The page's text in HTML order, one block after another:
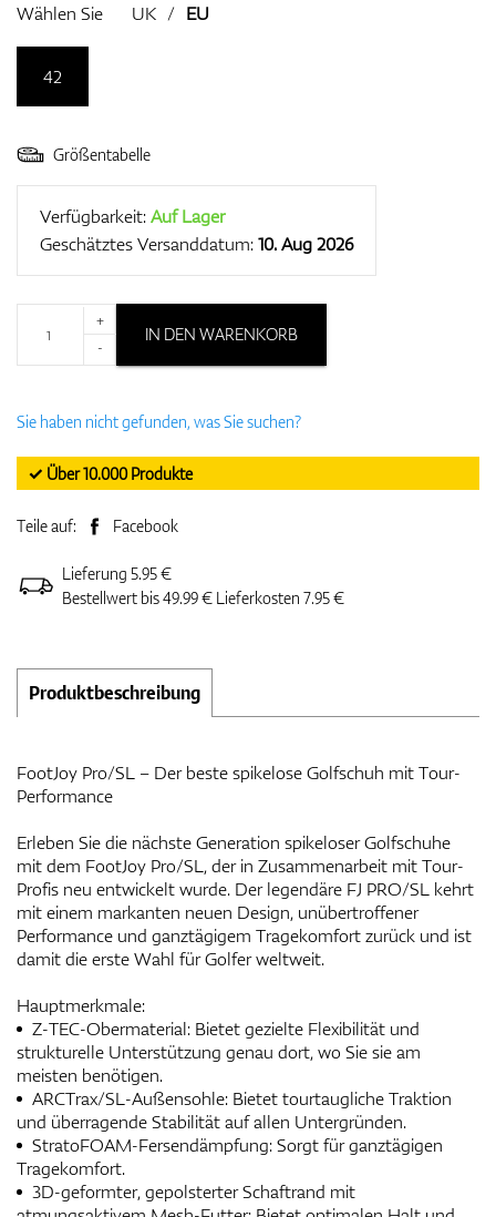
Wählen Sie UK / EU
42
Größentabelle
Verfügbarkeit:Auf Lager
Geschätztes Versanddatum:10. Aug 2026
+
-
IN DEN WARENKORB
Sie haben nicht gefunden, was Sie suchen?
✓ Über 10.000 Produkte
Teile auf: Facebook
Lieferung 5.95 €
Bestellwert bis 49.99 € Lieferkosten 7.95 €
Produktbeschreibung
FootJoy Pro/SL – Der beste spikelose Golfschuh mit Tour-
Performance
Erleben Sie die nächste Generation spikeloser Golfschuhe
mit dem FootJoy Pro/SL, der in Zusammenarbeit mit Tour-
Profis neu entwickelt wurde. Der legendäre FJ PRO/SL kehrt
mit einem markanten neuen Design, unübertroffener
Performance und ganztägigem Tragekomfort zurück und ist
damit die erste Wahl für Golfer weltweit.
Hauptmerkmale:
Z-TEC-Obermaterial: Bietet gezielte Flexibilität und
strukturelle Unterstützung genau dort, wo Sie sie am
meisten benötigen.
ARCTrax/SL-Außensohle: Bietet tourtaugliche Traktion
und überragende Stabilität auf allen Untergründen.
StratoFOAM-Fersendämpfung: Sorgt für ganztägigen
Tragekomfort.
3D-geformter, gepolsterter Schaftrand mit